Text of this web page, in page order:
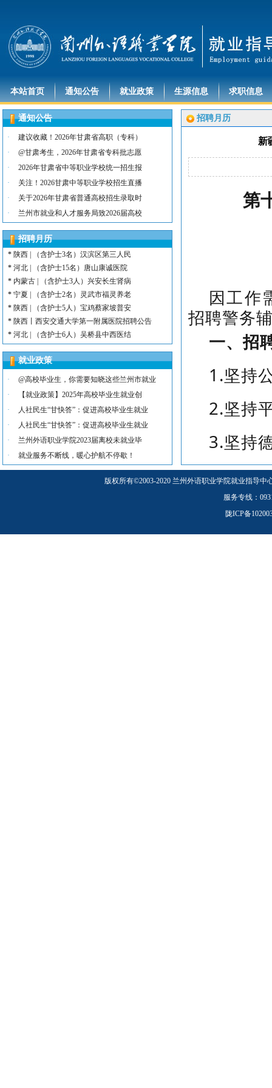
本站首页 通知公告 就业政策 生源信息 求职信息
通知公告
·
建议收藏！2026年甘肃省高职（专科）
·
@甘肃考生，2026年甘肃省专科批志愿
·
2026年甘肃省中等职业学校统一招生报
·
关注！2026甘肃中等职业学校招生直播
·
关于2026年甘肃省普通高校招生录取时
·
兰州市就业和人才服务局致2026届高校
招聘月历
*河北 | （含护士15名）唐山康诚医院
*内蒙古 | （含护士3人）兴安长生肾病
陕西丨西安交通大学第一附属医院招聘公告
河北 | （含护士6人）吴桥县中西医结
*
河北 | 宝石花定州市第二医院医养中心
*
宁夏 | （含幼师3名）银川市西夏区第
*
宁夏 | （含幼师2名）银川市西夏区镇
*陕西 | 榆林市第二十四幼儿园招聘启事
*甘肃 | （含护士若干名）礼泉民源医院
* 陕西 | （含护士3名）汉滨区第三人民
* 河北 | （含护士15名）唐山康诚医院
* 内蒙古 | （含护士3人）兴安长生肾病
* 宁夏 | （含护士2名）灵武市福灵养老
* 陕西 | （含护士5人）宝鸡蔡家坡普安
* 陕西丨西安交通大学第一附属医院招聘公告
* 河北 | （含护士6人）吴桥县中西医结
*河北 | 宝石花定州市第二医院医养中心
*宁夏 | （含幼师3名）银川市西夏区第
*宁夏 | （含幼师2名）银川市西夏区镇
陕西 | 榆林市第二十四幼儿园招聘启事
甘肃 | （含护士若干名）礼泉民源医院
*
陕西 | （含护士3名）汉滨区第三人民
就业政策
·
@高校毕业生，你需要知晓这些兰州市就业
·
【就业政策】2025年高校毕业生就业创
·
人社民生“甘快答”：促进高校毕业生就业
·
人社民生“甘快答”：促进高校毕业生就业
·
兰州外语职业学院2023届离校未就业毕
·
就业服务不断线，暖心护航不停歇！
招聘月历
新
第
因工作
招聘警务
一、招
1.坚持
2.坚持
3.坚持
二、招
1.招聘
2.根据
版权所有©2003-2020 兰州外语职业学院就业指导
服务专线：
陇ICP备